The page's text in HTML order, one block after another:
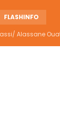
FLASHINFO